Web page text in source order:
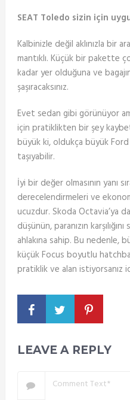
SEAT Toledo sizin için
Kalbinizle değil aklınızla bir
mantıklı. Küçük bir pakette
kadar yer olduğuna ve
şaşıracaksınız.
Evet sedan gibi görünüyor
için pratiklikten bir şey
büyük ki, oldukça büyük Ford
taşıyabilir.
İyi bir değer olmasının yanı
derecelendirmeleri ve
ucuzdur. Skoda Octavia’ya
düşünün, paranızın
ahlakına sahip. Bu nedenle,
küçük Focus boyutlu
pratiklik ve alan istiyorsanız
LEAVE A REPLY